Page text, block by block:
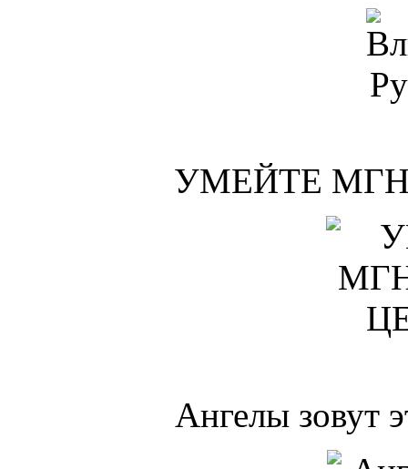
УМЕЙТЕ
Ангелы зовут